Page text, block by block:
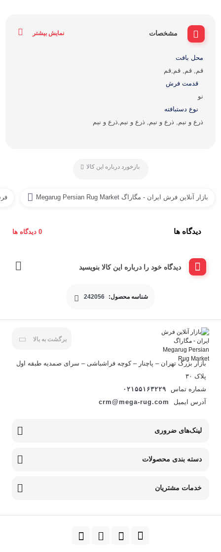
مشخصات نمایش بیشتر
محل بافت
قم, قم, قم,قم
قدمت فرش
نو
نوع دستبافته
ذرع و نیم, ذرع و نیم, ذرع و نیم,ذرع و نیم
بازخورد درباره این کالا
بازار آنلاین فرش ایران - مگاراگ Megarug Persian Rug Market
دیدگاه ها 0 دیدگاه ها
دیدگاه خود را درباره این کالا بنویسید
شناسه محصول: 242056
برگشت به بالا
بازار بزرگ تهران – پاچنار – کوچه فراشباشی – سرای صمدیه طبقه اول
پلاک ۳۰
شماره تماس
۰۲۱۵۵۱۶۳۲۲۹
آدرس ایمیل
crm@mega-rug.com
لینک‌های ضروری
دسته بندی محصولات
خدمات مشتریان